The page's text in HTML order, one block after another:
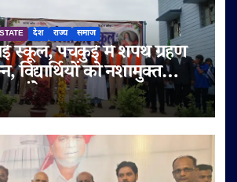
STATE देश राज्य समाज
स्कूल, पंचकुई में शपथ ग्रहण
विद्यार्थियों को नशामुक्त
संदेश